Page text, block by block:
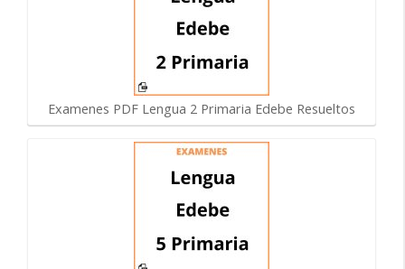
Examenes PDF Lengua 2 Primaria Edebe Resueltos